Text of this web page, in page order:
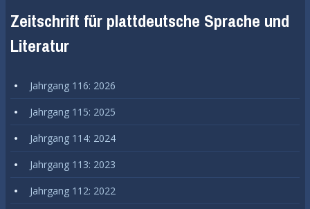
Zeitschrift für plattdeutsche Sprache und
Literatur
Jahrgang 116: 2026
Jahrgang 115: 2025
Jahrgang 114: 2024
Jahrgang 113: 2023
Jahrgang 112: 2022